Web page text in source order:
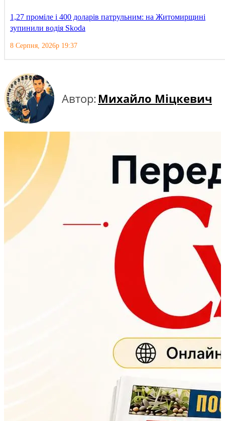
1,27 проміле і 400 доларів патрульним: на Житомирщині
зупинили водія Skoda
8 Серпня, 2026р 19:37
Автор: Михайло Міцкевич